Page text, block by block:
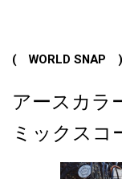
( WORLD SNAP )
アースカラ
ミックスコ